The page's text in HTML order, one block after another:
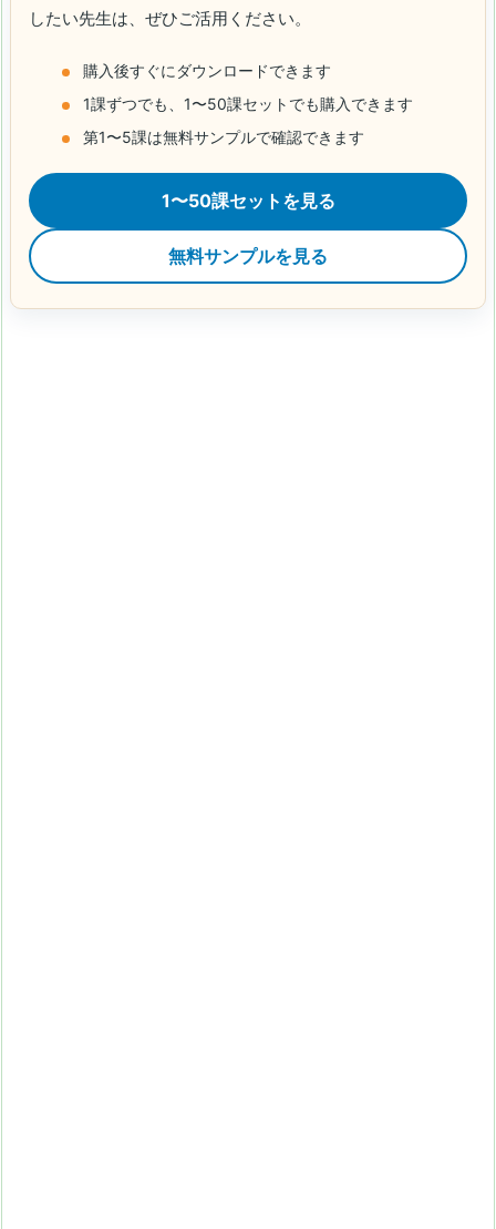
したい先生は、ぜひご活用ください。
購入後すぐにダウンロードできます
1課ずつでも、1〜50課セットでも購入できます
第1〜5課は無料サンプルで確認できます
1〜50課セットを見る
無料サンプルを見る